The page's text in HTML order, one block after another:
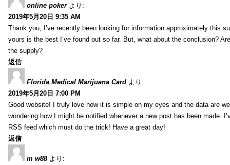
online poker より:
2019年5月20日 9:35 AM
Thank you, I’ve recently been looking for information approximately this
yours is the best I’ve found out so far. But, what about the conclusion?
the supply?
返信
Florida Medical Marijuana Card より:
2019年5月20日 7:00 PM
Good website! I truly love how it is simple on my eyes and the data are
wondering how I might be notified whenever a new post has been made.
RSS feed which must do the trick! Have a great day!
返信
m w88 より: